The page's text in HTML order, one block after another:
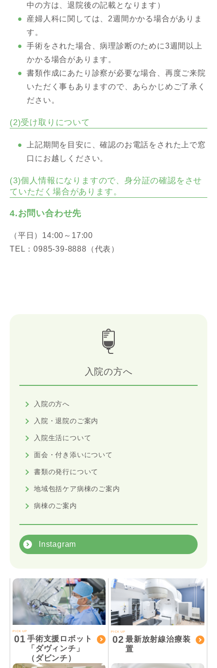
入院の方へ
入院の方へ
入院・退院のご案内
入院生活について
面会・付き添いについて
書類の発行について
地域包括ケア病棟のご案内
病棟のご案内
Instagram
中の方は、退院後の記載となります）
産婦人科に関しては、2週間かかる場合がありま
す。
手術をされた場合、病理診断のために3週間以上
かかる場合があります。
書類作成にあたり診察が必要な場合、再度ご来院
いただく事もありますので、あらかじめご了承く
ださい。
(2)受け取りについて
上記期間を目安に、確認のお電話をされた上で窓
口にお越しください。
(3)個人情報になりますので、身分証の確認をさせ
ていただく場合があります。
4.お問い合わせ先
（平日）14:00～17:00
TEL：0985-39-8888（代表）
PICK UP
01 手術支援ロボット
「ダヴィンチ」
（ダビンチ）
PICK UP
02 最新放射線治療装
置